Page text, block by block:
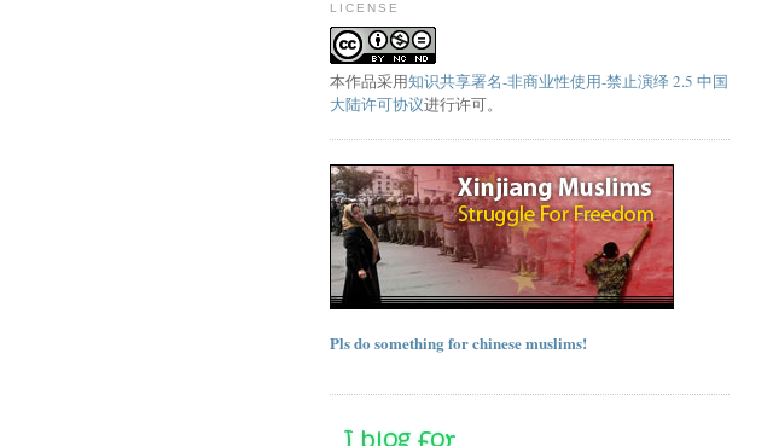
LICENSE
本作品采用知识共享署名-非商业性使用-禁止演绎 2.5 中国
大陆许可协议进行许可。
Pls do something for chinese muslims!